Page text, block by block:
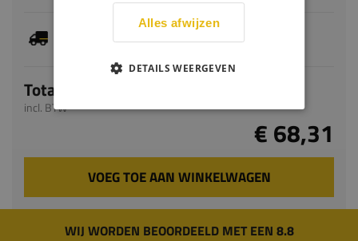
Je hebt gekozen voor maatwerk, de verwachte
levertijd bedraagt 5-7 werkdagen
Totaal
incl. BTW
€ 68,31
VOEG TOE AAN WINKELWAGEN
WIJ WORDEN BEOORDEELD MET EEN 8.8
Alles afwijzen
DETAILS WEERGEVEN